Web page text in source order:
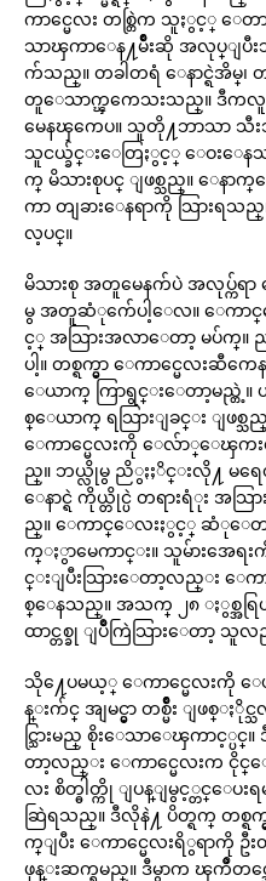
ကာင္မေလး တစ္တြဲက သူႏွင့္
သာၾကာေန႔မ်ဳိးဆို အလုပ္ျပီး
က်သည္။ တခါတရံ ေနာင္ရဲအိမ္
တူေသာက္ၾကေသးသည္။ ဒီကလူ
မေနၾကေပ။ သူတို႔ဘာသာ သီးသ
သူငယ္ခ်င္းေတြႏွင့္ ေဝးေန
က္ မိသားစုပင္ ျဖစ္သည္။ ေန
ကာ တျခားေနရာကို သြားရ
လ့ပင္။
မိသားစု အတူမေနက်ပဲ အလုပ္က်ရ
မွ အတူဆံုက်ေပါ့ေလ။ ေကာင္
င့္ အသြားအလာေတာ့ မပ်က္။
ပါ့။ တစ္ရက္မွာ ေကာင္မေလး
ေယာက္ ကြာရွင္းေတာ့မည္တဲ့။
စ္ေယာက္ ရသြားျခင္း ျဖစ္
ေကာင္မေလးကို ေလ်ာ္ေၾကးေ
ည္။ ဘယ္လိုမွ ညိွႏႈိင္းလို႔ မရ
ေနာင္ရဲ ကိုယ္တိုင္ပဲ တရားရံုး အသ
ည္။ ေကာင္ေလးႏွင့္ ဆံုေ
က္ႏွာမေကာင္း။ သူမ်ားအေရးကိ
င္းျပီးသြားေတာ့လည္း ေက
စ္ေနသည္။ အသက္ ၂၈ ႏွစ္အရ
ထာင္တစ္ခု ျပိဳကြဲသြားေတာ့ သူ
သို႔ေပမယ့္ ေကာင္မေလးကို ေ
န္းက်င္ အျမင္မွာ တစ္မ်ဳိး ျဖစ္
င္သြားမည္ စိုးေသာေၾကာင့္
တာ့လည္း ေကာင္မေလးက ငိုင္ေ
လး စိတ္ဓါတ္ကို ျပန္ျမွင့္တင္ေပ
ဆြဲရသည္။ ဒီလိုနဲ႔ ပိတ္ရက္ တစ္ရက္မွ
က္ျပီး ေကာင္မေလးရိွရာကို ဦ
ဖုန္းဆက္ရမည္။ ဒီမွာက ၾကိဳတင္